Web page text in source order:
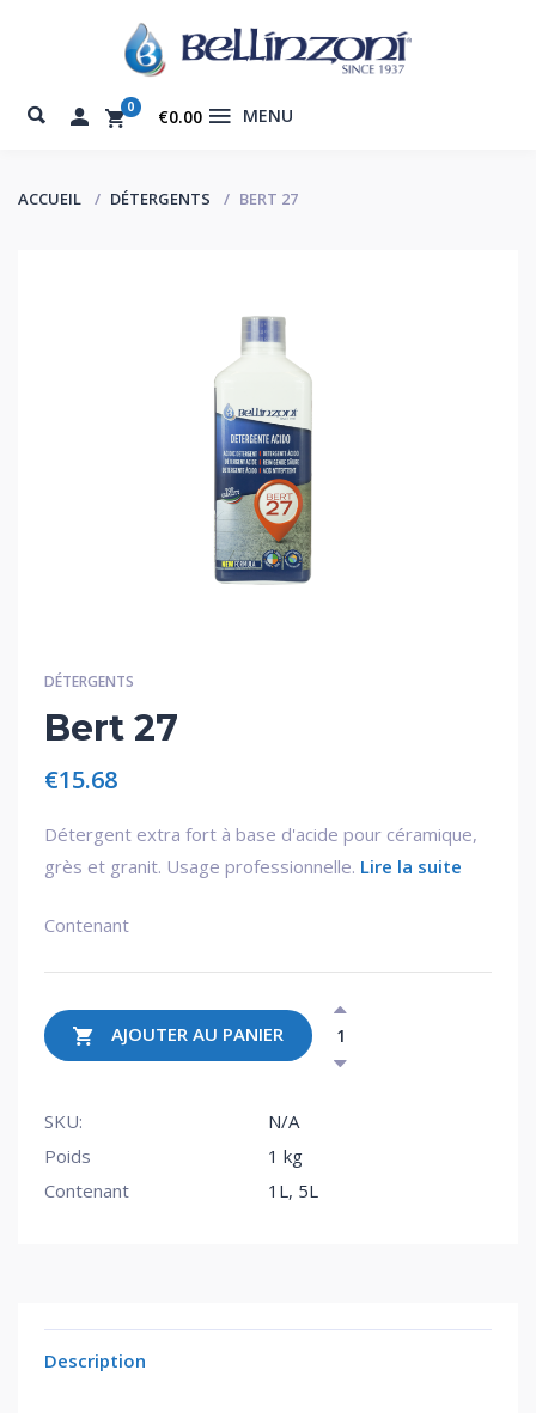
0 €0.00 MENU
ACCUEIL DÉTERGENTS BERT 27
DÉTERGENTS
Bert 27
€15.68
Détergent extra fort à base d'acide pour céramique,
grès et granit. Usage professionnelle. Lire la suite
Contenant
AJOUTER AU PANIER
SKU:
N/A
Poids
1 kg
Contenant
1L, 5L
Description